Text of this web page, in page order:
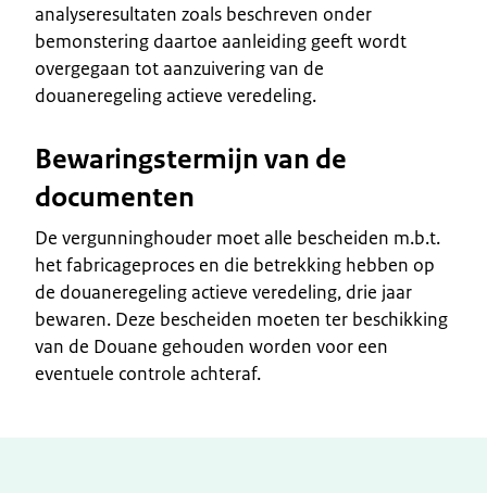
analyseresultaten zoals beschreven onder
bemonstering daartoe aanleiding geeft wordt
overgegaan tot aanzuivering van de
douaneregeling actieve veredeling.
Bewaringstermijn van de
documenten
De vergunninghouder moet alle bescheiden m.b.t.
het fabricageproces en die betrekking hebben op
de douaneregeling actieve veredeling, drie jaar
bewaren. Deze bescheiden moeten ter beschikking
van de Douane gehouden worden voor een
eventuele controle achteraf.